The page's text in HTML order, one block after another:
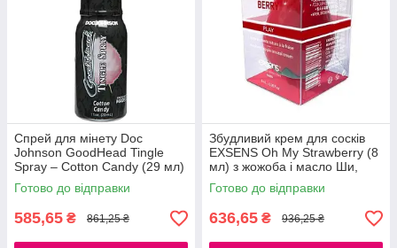
Спрей для мінету Doc
Johnson GoodHead Tingle
Spray – Cotton Candy (29 мл)
зі стимулюючим ефектом
777Store.com.ua
Готово до відправки
585,65 ₴ 861,25 ₴
Збудливий крем для сосків
EXSENS Oh My Strawberry (8
мл) з жожоба і масло Ши,
їстівний 777Store.com.ua
Готово до відправки
636,65 ₴ 936,25 ₴